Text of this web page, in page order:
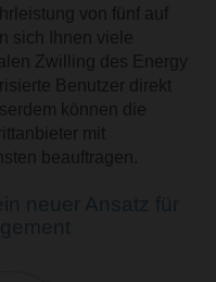
von fünf auf
sich Ihnen viele
Zwilling des Energy
Benutzer direkt
können die
mit
beauftragen.